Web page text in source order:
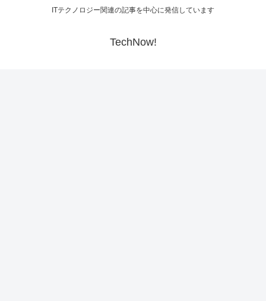
ITテクノロジー関連の記事を中心に発信しています
TechNow!